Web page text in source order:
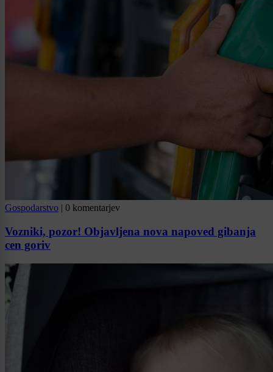
Gospodarstvo | 0 komentarjev
Vozniki, pozor! Objavljena nova napoved gibanja
cen goriv